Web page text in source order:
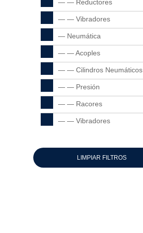
— — Reductores
— — Vibradores
— Neumática
— — Acoples
— — Cilindros Neumáticos
— — Presión
— — Racores
— — Vibradores
LIMPIAR FILTROS